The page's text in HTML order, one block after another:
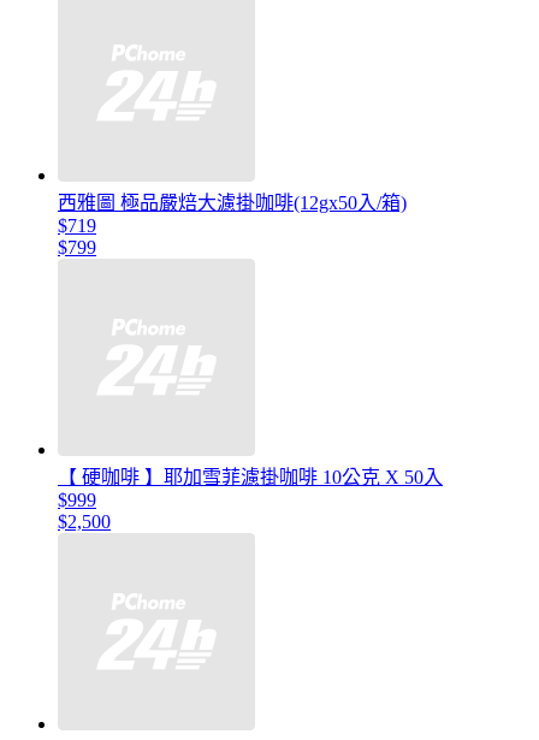
西雅圖 極品嚴焙大濾掛咖啡(12gx50入/箱)
$719
$799
【 硬咖啡 】耶加雪菲濾掛咖啡 10公克 X 50入
$999
$2,500